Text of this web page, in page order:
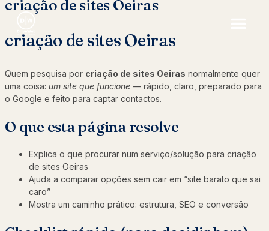
criação de sites Oeiras
criação de sites Oeiras
Quem pesquisa por criação de sites Oeiras normalmente quer
uma coisa: um site que funcione — rápido, claro, preparado para
o Google e feito para captar contactos.
O que esta página resolve
Explica o que procurar num serviço/solução para criação
de sites Oeiras
Ajuda a comparar opções sem cair em “site barato que sai
caro”
Mostra um caminho prático: estrutura, SEO e conversão